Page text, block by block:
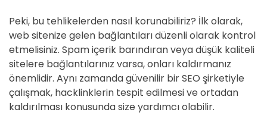
Peki, bu tehlikelerden nasıl korunabiliriz? İlk olarak,
web sitenize gelen bağlantıları düzenli olarak kontrol
etmelisiniz. Spam içerik barındıran veya düşük kaliteli
sitelere bağlantılarınız varsa, onları kaldırmanız
önemlidir. Aynı zamanda güvenilir bir SEO şirketiyle
çalışmak, hacklinklerin tespit edilmesi ve ortadan
kaldırılması konusunda size yardımcı olabilir.